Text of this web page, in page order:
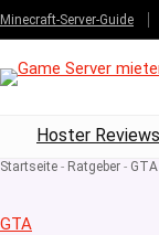
Minecraft-Server-Guide
Hoster Reviews
Startseite - Ratgeber - GTA
GTA